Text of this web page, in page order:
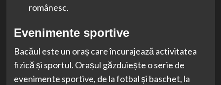
românesc.
Evenimente sportive
Bacăul este un oraș care încurajează activitatea
fizică și sportul. Orașul găzduiește o serie de
evenimente sportive, de la fotbal și baschet, la